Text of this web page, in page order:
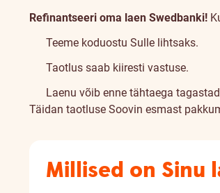
Refinantseeri oma laen Swedbanki!
Teeme koduostu Sulle lihtsaks.
Taotlus saab kiiresti vastuse.
Laenu võib enne tähtaega
Täidan taotluse Soovin esmast
Millised on Sinu